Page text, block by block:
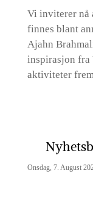
Vi inviterer nå
finnes blant
Ajahn
inspirasjon fra
aktiviteter
Onsdag, 7. August